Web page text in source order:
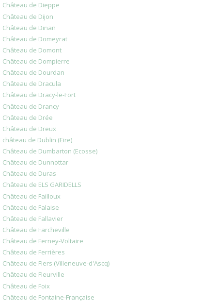
Château de Dieppe
Château de Dijon
Château de Dinan
Château de Domeyrat
Château de Domont
Château de Dompierre
Château de Dourdan
Château de Dracula
Château de Dracy-le-Fort
Château de Drancy
Château de Drée
Château de Dreux
château de Dublin (Eire)
Château de Dumbarton (Ecosse)
Château de Dunnottar
Château de Duras
Château de ELS GARIDELLS
Château de Failloux
Château de Falaise
Château de Fallavier
Château de Farcheville
Château de Ferney-Voltaire
Château de Ferrières
Château de Flers (Villeneuve-d'Ascq)
Château de Fleurville
Château de Foix
Château de Fontaine-Française